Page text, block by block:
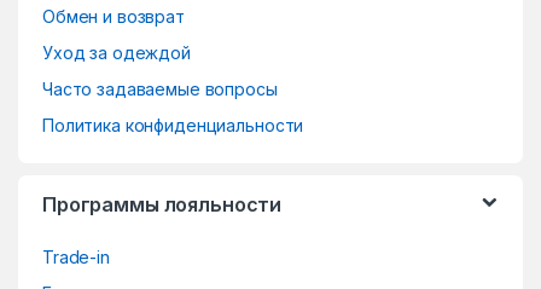
Обмен и возврат
Уход за одеждой
Часто задаваемые вопросы
Политика конфиденциальности
Программы лояльности
Trade-in